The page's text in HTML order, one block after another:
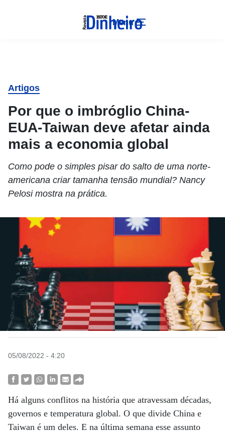
Menu
Artigos
Por que o imbróglio China-
EUA-Taiwan deve afetar ainda
mais a economia global
Como pode o simples pisar do salto de uma norte-
americana criar tamanha tensão mundial? Nancy
Pelosi mostra na prática.
05/08/2022 - 4:20
Há alguns conflitos na história que atravessam décadas,
governos e temperatura global. O que divide China e
Taiwan é um deles. E na última semana esse assunto